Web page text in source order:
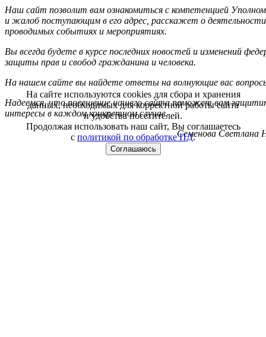
Наш сайт позволит вам ознакомиться с компетенцией
и жалоб поступающим в его адрес, расскажет о
проводимых событиях и мероприятиях.
Вы всегда будете в курсе последних новостей и изменений
защиты прав и свобод гражданина и человека.
На нашем сайте вы найдете ответы на волнующие вас
Надеемся, что посещение нашего сайта поможет вам
интересы в каждом конкретном случае.
Семенова Светлана
На сайте используются cookies для сбора и хранения
данных, необходимых для корректной работы сайта
и удобства посетителей.
Продолжая использовать наш сайт, Вы соглашаетесь
с политикой по обработке ПД.
Соглашаюсь